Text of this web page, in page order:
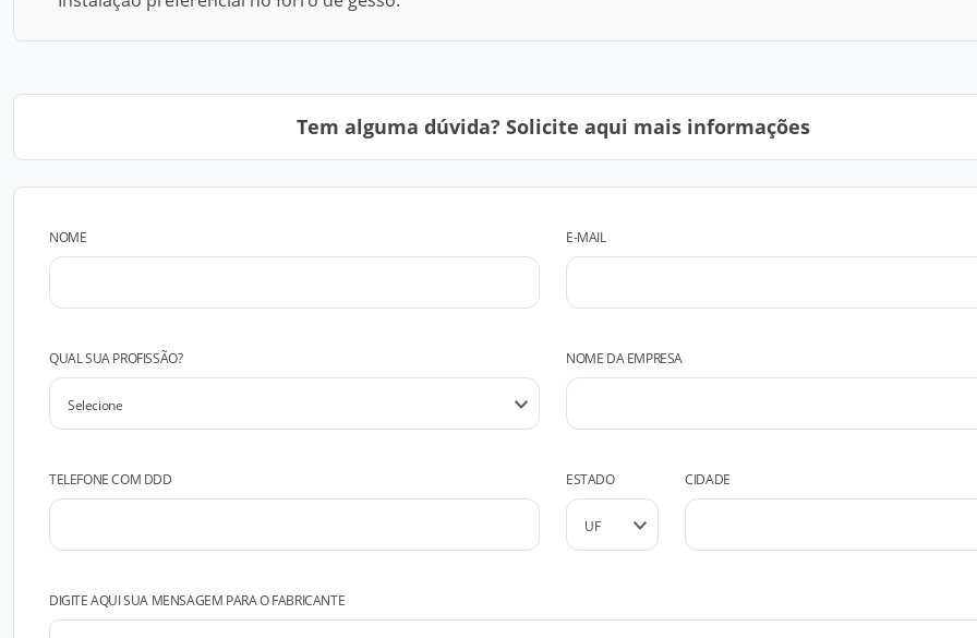
Tem alguma dúvida? Solicite aqui mais informações
NOME E-MAIL
QUAL SUA PROFISSÃO? NOME DA EMPRESA
TELEFONE COM DDD ESTADO CIDADE
DIGITE AQUI SUA MENSAGEM PARA O FABRICANTE